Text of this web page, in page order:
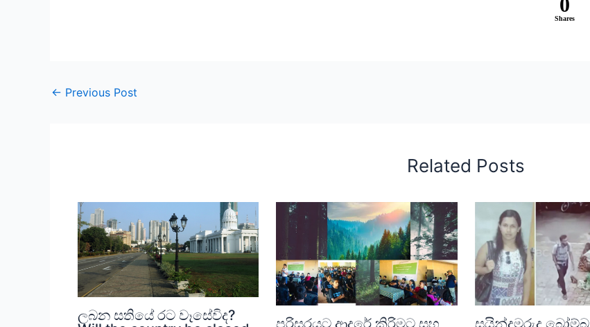
Shares
← Previous Post
Related Posts
ලබන සතියේ රට වෑසේවිද?
පරිසරයට ආදරේ කිරිමට සහ
සයින්දමරුදු බෝම්බ